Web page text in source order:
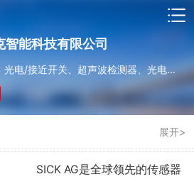
智能科技有限公司
主营产品：光电/接近开关、超声波检测器、光电安全保护装置、环境监测系统、自动化辨读系统、旋转及线性编码器、激光距离检测系统
展开>
SICK AG是全球领先的传感器